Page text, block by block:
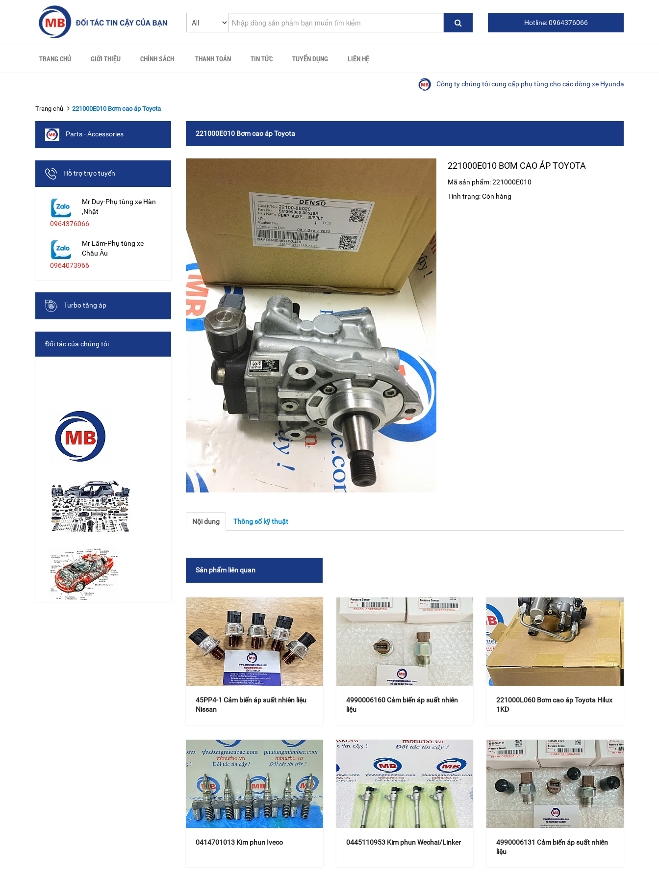
Hotline: 0964376066
TRANG CHỦ GIỚI THIỆU CHÍNH SÁCH THANH TOÁN TIN TỨC TUYỂN DỤNG LIÊN HỆ
Công ty chúng tôi cung cấp phụ tùng cho các dòng xe Hyundai, Kia, Daewoo,
Trang chủ 221000E010 Bơm cao áp Toyota
221000E010 Bơm cao áp Toyota
221000E010 BƠM CAO ÁP TOYOTA
Mã sản phẩm: 221000E010
Tình trạng: Còn hàng
Nội dung Thông số kỹ thuật
Sản phẩm liên quan
45PP4-1 Cảm biến áp suất nhiên liệu
Nissan
4990006160 Cảm biến áp suất nhiên
liệu
221000L060 Bơm cao áp Toyota Hilux
1KD
0414701013 Kim phun Iveco 0445110953 Kim phun Wechai/Linker
4990006131 Cảm biến áp suất nhiên
liệu
Parts - Accessories
Hỗ trợ trực tuyến
Mr Duy-Phụ tùng xe Hàn
,Nhật
0964376066
Mr Lâm-Phụ tùng xe
Châu Âu
0964073966
Turbo tăng áp
Đối tác của chúng tôi